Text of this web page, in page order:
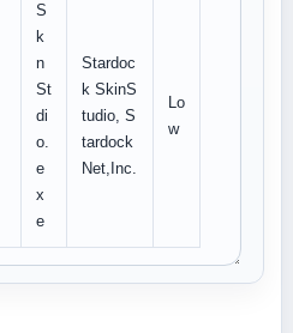
S
k
n
St
di
o.
e
x
e
Stardoc
k SkinS
tudio, S
tardock
Net,Inc.
Lo
w